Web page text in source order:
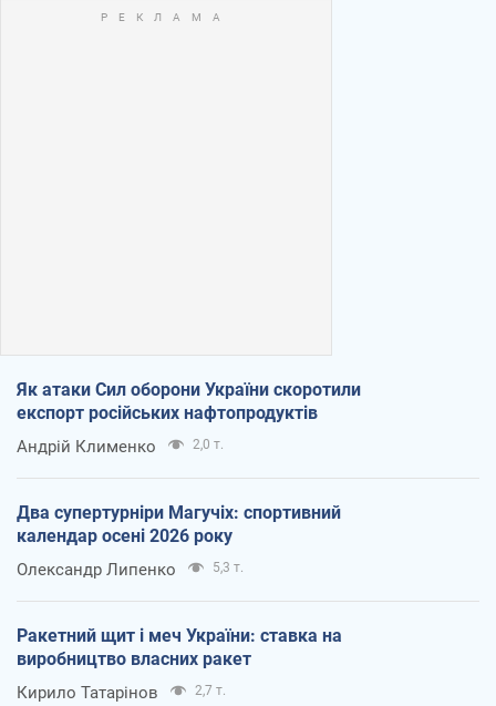
Як атаки Сил оборони України скоротили
експорт російських нафтопродуктів
Андрій Клименко 2,0 т.
Два супертурніри Магучіх: спортивний
календар осені 2026 року
Олександр Липенко 5,3 т.
Ракетний щит і меч України: ставка на
виробництво власних ракет
Кирило Татарінов 2,7 т.